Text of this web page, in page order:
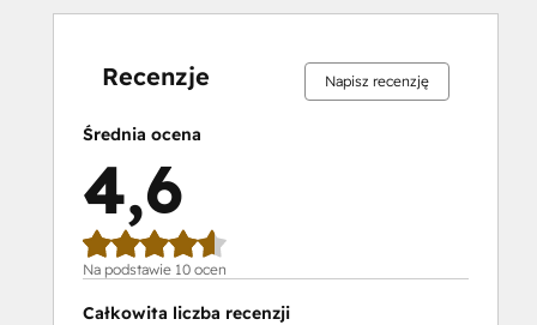
Recenzje Napisz recenzję
Średnia ocena
4,6
Na podstawie 10 ocen
Całkowita liczba recenzji